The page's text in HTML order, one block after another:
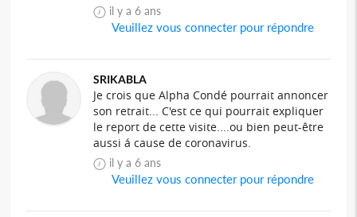
il y a 6 ans
Veuillez vous connecter pour répondre
SRIKABLA
Je crois que Alpha Condé pourrait annoncer
son retrait... C'est ce qui pourrait expliquer
le report de cette visite....ou bien peut-être
aussi á cause de coronavirus.
il y a 6 ans
Veuillez vous connecter pour répondre